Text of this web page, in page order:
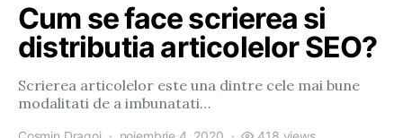
Cum se face scrierea si
distributia articolelor SEO?
Scrierea articolelor este una dintre cele mai bune
modalitati de a imbunatati…